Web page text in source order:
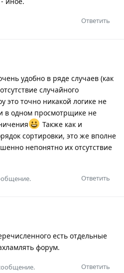
Ответить
удобно в ряде случаев (как
случайного
это точно никакой логике не
в одном просмотрщике не
Также как и
сортировки, это же вполне
непонятно их отсутствие
Ответить
есть отдельные
форум.
Ответить